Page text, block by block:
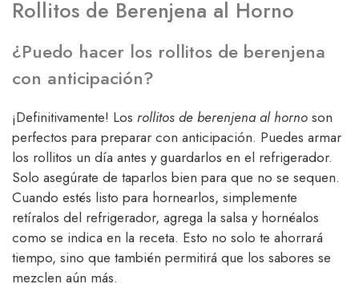
Rollitos de Berenjena al Horno
¿Puedo hacer los rollitos de berenjena
con anticipación?
¡Definitivamente! Los rollitos de berenjena al horno son
perfectos para preparar con anticipación. Puedes armar
los rollitos un día antes y guardarlos en el refrigerador.
Solo asegúrate de taparlos bien para que no se sequen.
Cuando estés listo para hornearlos, simplemente
retíralos del refrigerador, agrega la salsa y hornéalos
como se indica en la receta. Esto no solo te ahorrará
tiempo, sino que también permitirá que los sabores se
mezclen aún más.